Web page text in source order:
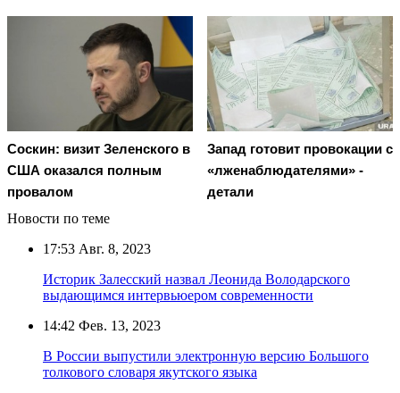
Соскин: визит Зеленского в
США оказался полным
провалом
Запад готовит провокации с
«лженаблюдателями» -
детали
Новости по теме
17:53 Авг. 8, 2023
Историк Залесский назвал Леонида Володарского
выдающимся интервьюером современности
14:42 Фев. 13, 2023
В России выпустили электронную версию Большого
толкового словаря якутского языка